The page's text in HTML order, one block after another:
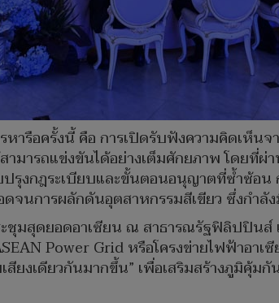
ารือครั้งนี้ คือ การเปิดรับฟังความคิดเห็น
มารถแข่งขันได้อย่างเต็มศักยภาพ โดยที่ผ่
ปรุงกฎระเบียบและขั้นตอนอนุญาตที่ซ้ำซ้
จนการผลักดันอุตสาหกรรมสีเขียว ซึ่งกำ
ชุมสุดยอดอาเซียน ณ สาธารณรัฐฟิลิปปิน
Power Grid หรือโครงข่ายไฟฟ้าอาเ
ยงเดียวกันมากขึ้น” เพื่อเสริมสร้างภูมิคุ้